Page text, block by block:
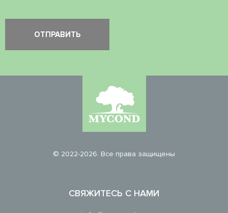
© 2022-2026. Все права защищены
СВЯЖИТЕСЬ С НАМИ